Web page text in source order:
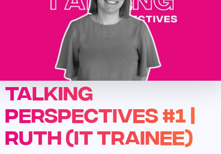
Talking
Perspectives #1 |
Ruth (IT Trainee)